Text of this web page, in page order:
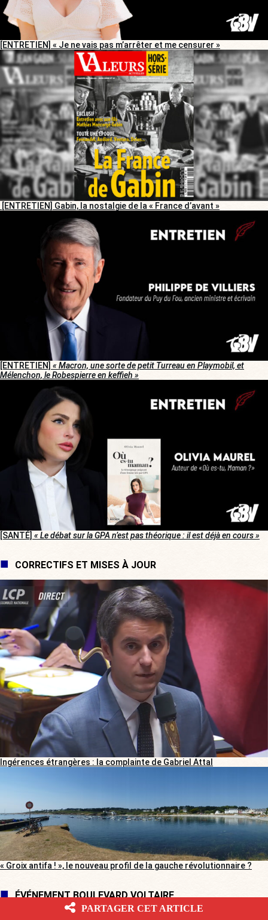
[ENTRETIEN] « Je ne vais pas m’arrêter et me censurer »
[ENTRETIEN] Gabin, la nostalgie de la « France d’avant »
[ENTRETIEN] « Macron, une sorte de petit Turreau en Playmobil, et
Mélenchon, le Robespierre en keffieh »
[SANTÉ] « Le débat sur la GPA n’est pas théorique : il est déjà en cours »
CORRECTIFS ET MISES À JOUR
Ingérences étrangères : la complainte de Gabriel Attal
« Groix antifa ! », le nouveau profil de la gauche révolutionnaire ?
ÉVÉNEMENT BOULEVARD VOLTAIRE
PARTAGER CET ARTICLE